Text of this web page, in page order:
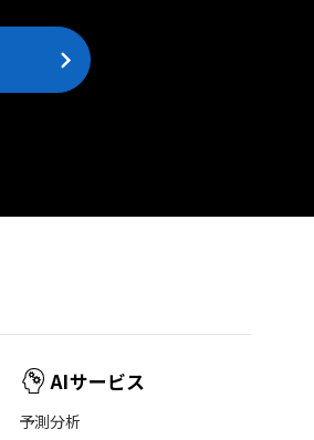
AIサービス
予測分析